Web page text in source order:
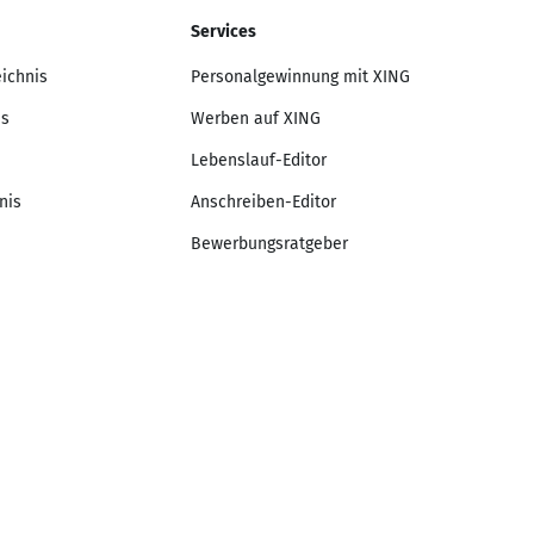
Services
Personalgewinnung mit XING
Werben auf XING
Lebenslauf-Editor
Anschreiben-Editor
Bewerbungsratgeber